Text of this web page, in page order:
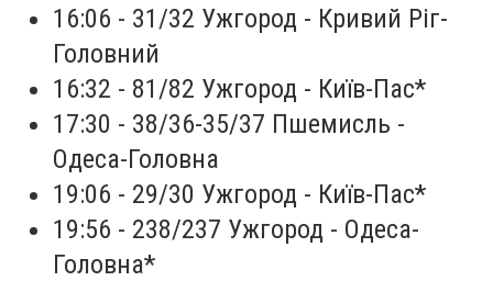
16:06 - 31/32 Ужгород - Кривий Ріг-
Головний
16:32 - 81/82 Ужгород - Київ-Пас*
17:30 - 38/36-35/37 Пшемисль -
Одеса-Головна
19:06 - 29/30 Ужгород - Київ-Пас*
19:56 - 238/237 Ужгород - Одеса-
Головна*